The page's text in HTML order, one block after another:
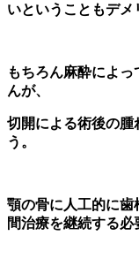
いということもデメ
もちろん麻酔によ
んが、
切開による術後の腫
う。
顎の骨に人工的に歯
間治療を継続する必